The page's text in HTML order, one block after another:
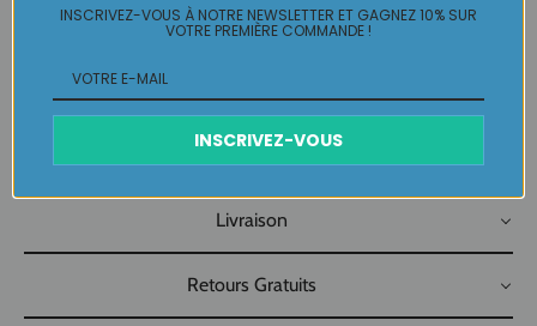
jamais vu, jamais porté que par celle qui l'adopte et s'en pare
….
Plaisir de Créer, Désir de Plaire !
Livraison
Retours Gratuits
INSCRIVEZ-VOUS À NOTRE NEWSLETTER ET GAGNEZ 10% SUR
VOTRE PREMIÈRE COMMANDE !
INSCRIVEZ-VOUS